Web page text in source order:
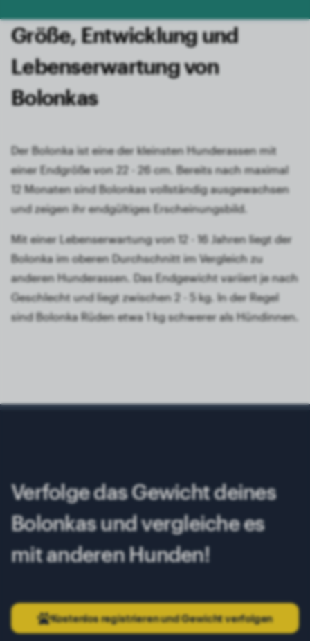
Größe, Entwicklung und
Lebens­erwartung von
Bolonkas
Der Bolonka ist eine der kleinsten Hunderassen mit
einer Endgröße von 22 - 26 cm. Bereits nach maximal
12 Monaten sind Bolonkas vollständig ausgewachsen
und zeigen ihr endgültiges Erscheinungsbild.
Mit einer Lebenserwartung von 12 - 16 Jahren liegt der
Bolonka im oberen Durchschnitt im Vergleich zu
anderen Hunderassen. Das Endgewicht variiert je nach
Geschlecht und liegt zwischen 2 - 5 kg. In der Regel
sind Bolonka Rüden etwa 1 kg schwerer als Hündinnen.
Verfolge das Gewicht deines
Bolonkas und vergleiche es
mit anderen Hunden!
Kostenlos registrieren und Gewicht verfolgen